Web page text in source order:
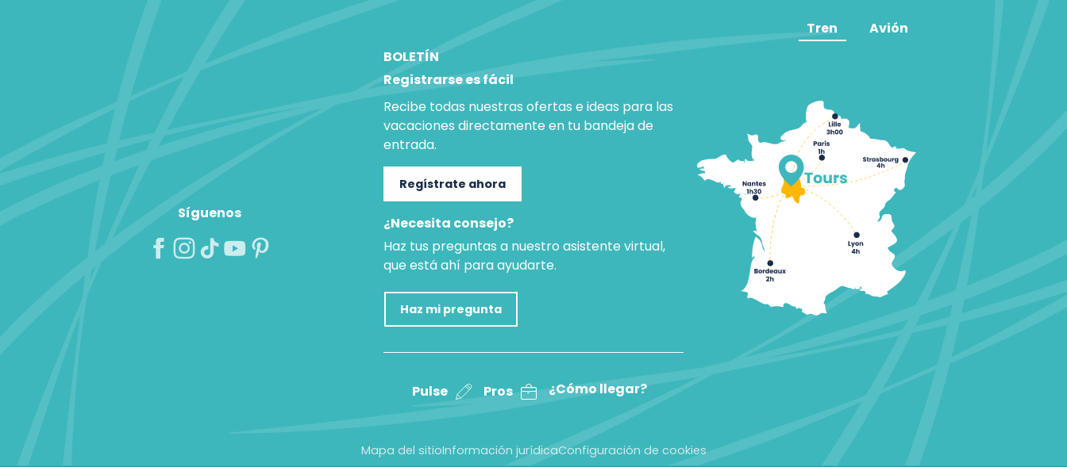
Síguenos
BOLETÍN
Registrarse es fácil
Recibe todas nuestras ofertas e ideas para las
vacaciones directamente en tu bandeja de
entrada.
Regístrate ahora
¿Necesita consejo?
Haz tus preguntas a nuestro asistente virtual,
que está ahí para ayudarte.
Haz mi pregunta
Pulse Pros ¿Cómo llegar?
Tren Avión
Mapa del sitioInformación jurídicaConfiguración de cookies